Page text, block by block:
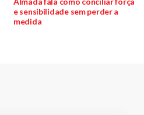
e sensibilidade sem perder a
medida